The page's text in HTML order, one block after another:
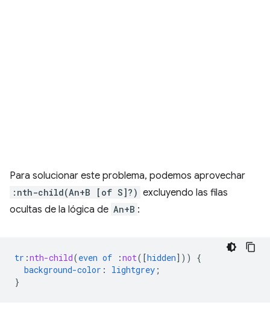
Para solucionar este problema, podemos aprovechar
:nth-child(An+B [of S]?) excluyendo las filas
ocultas de la lógica de An+B :
tr :nth-child(even of :not([hidden]))
{
background-color : lightgrey ;
}